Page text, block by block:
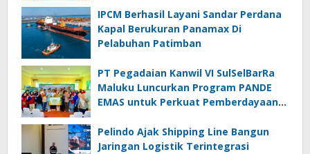
IPCM Berhasil Layani Sandar Perdana
Kapal Berukuran Panamax Di
Pelabuhan Patimban
PT Pegadaian Kanwil VI SulSelBarRa
Maluku Luncurkan Program PANDE
EMAS untuk Perkuat Pemberdayaan
Pelindo Ajak Shipping Line Bangun
Jaringan Logistik Terintegrasi